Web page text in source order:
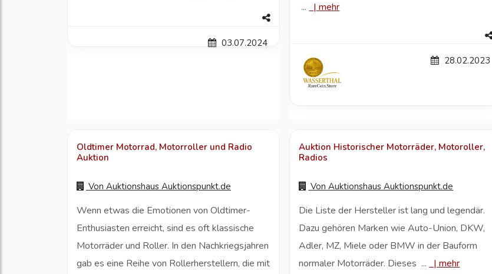
03.07.2024
...
|mehr
28.02.2023
Oldtimer Motorrad, Motorroller und Radio
Auktion
Von Auktionshaus Auktionspunkt.de
Wenn etwas die Emotionen von Oldtimer-
Enthusiasten erreicht, sind es oft klassische
Motorräder und Roller. In den Nachkriegsjahren
gab es eine Reihe von Rollerherstellern, die mit
Auktion Historischer Motorräder, Motoroller,
Radios
VonAuktionshaus Auktionspunkt.de
Die Liste der Hersteller ist lang und legendär.
Dazu gehören Marken wie Auto-Union, DKW,
Adler, MZ, Miele oder BMW in der Bauform
normaler Motorräder. Dieses ...
|mehr